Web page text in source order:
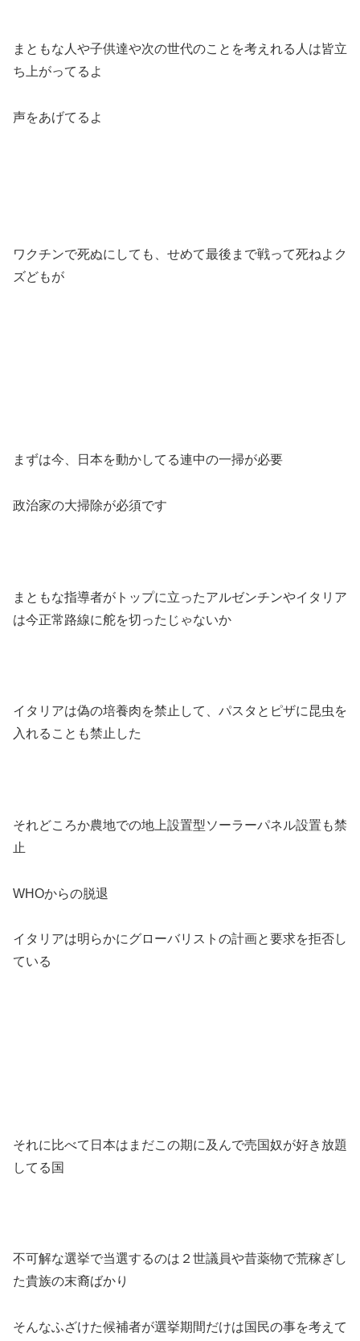
まともな人や子供達や次の世代のことを考えれる人は皆立
ち上がってるよ
声をあげてるよ
ワクチンで死ぬにしても、せめて最後まで戦って死ねよク
ズどもが
まずは今、日本を動かしてる連中の一掃が必要
政治家の大掃除が必須です
まともな指導者がトップに立ったアルゼンチンやイタリア
は今正常路線に舵を切ったじゃないか
イタリアは偽の培養肉を禁止して、パスタとピザに昆虫を
入れることも禁止した
それどころか農地での地上設置型ソーラーパネル設置も禁
止
WHOからの脱退
イタリアは明らかにグローバリストの計画と要求を拒否し
ている
それに比べて日本はまだこの期に及んで売国奴が好き放題
してる国
不可解な選挙で当選するのは２世議員や昔薬物で荒稼ぎし
た貴族の末裔ばかり
そんなふざけた候補者が選挙期間だけは国民の事を考えて